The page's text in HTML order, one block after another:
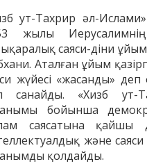
ут-Тахрир әл-
жылы
саяси-діни
Аталған ұйым
жүйесі «жасанды»
санайды. «Хизб ут-
бойынша
саясатына қайшы
және
қолдайды.